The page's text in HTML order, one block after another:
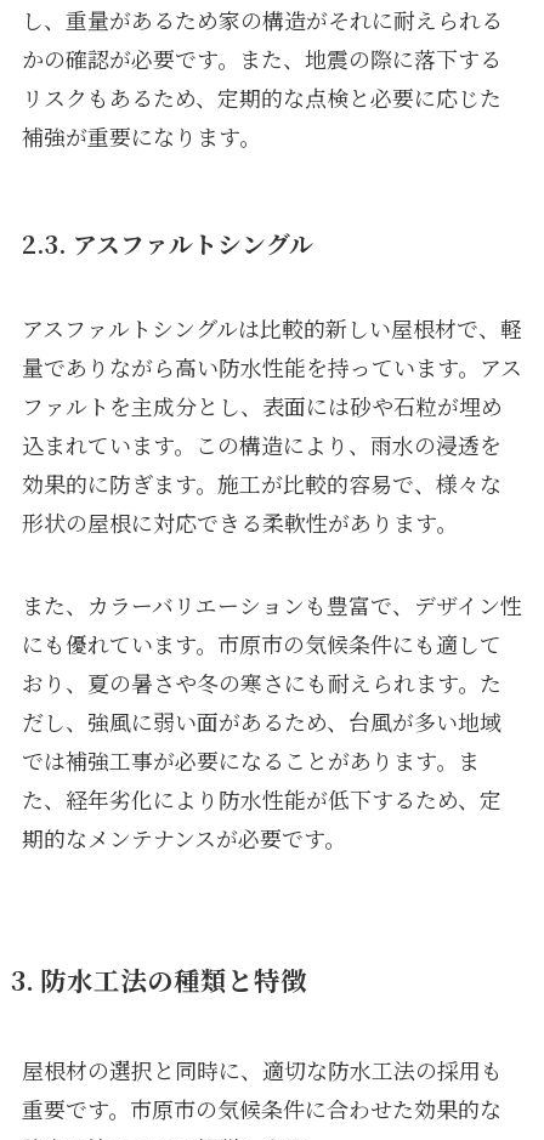
し、重量があるため家の構造がそれに耐えられる
かの確認が必要です。また、地震の際に落下する
リスクもあるため、定期的な点検と必要に応じた
補強が重要になります。
2.3. アスファルトシングル
アスファルトシングルは比較的新しい屋根材で、軽
量でありながら高い防水性能を持っています。アス
ファルトを主成分とし、表面には砂や石粒が埋め
込まれています。この構造により、雨水の浸透を
効果的に防ぎます。施工が比較的容易で、様々な
形状の屋根に対応できる柔軟性があります。
また、カラーバリエーションも豊富で、デザイン性
にも優れています。市原市の気候条件にも適して
おり、夏の暑さや冬の寒さにも耐えられます。た
だし、強風に弱い面があるため、台風が多い地域
では補強工事が必要になることがあります。ま
た、経年劣化により防水性能が低下するため、定
期的なメンテナンスが必要です。
3. 防水工法の種類と特徴
屋根材の選択と同時に、適切な防水工法の採用も
重要です。市原市の気候条件に合わせた効果的な